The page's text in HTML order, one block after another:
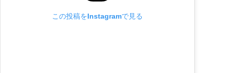
この投稿をInstagramで見る